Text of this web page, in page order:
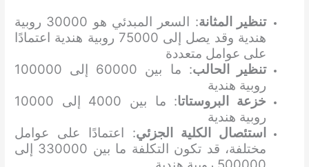
تنظير المثانة
: السعر المبدئي هو 30000 روبية
هندية وقد يصل إلى 75000 روبية هندية اعتمادًا
على عوامل متعددة
تنظير الحالب
: ما بين 60000 إلى 100000
روبية هندية
خزعة البروستاتا
: ما بين 4000 إلى 10000
روبية هندية
استئصال الكلية الجزئي: اعتمادًا على عوامل
مختلفة، قد تكون التكلفة ما بين 330000 إلى